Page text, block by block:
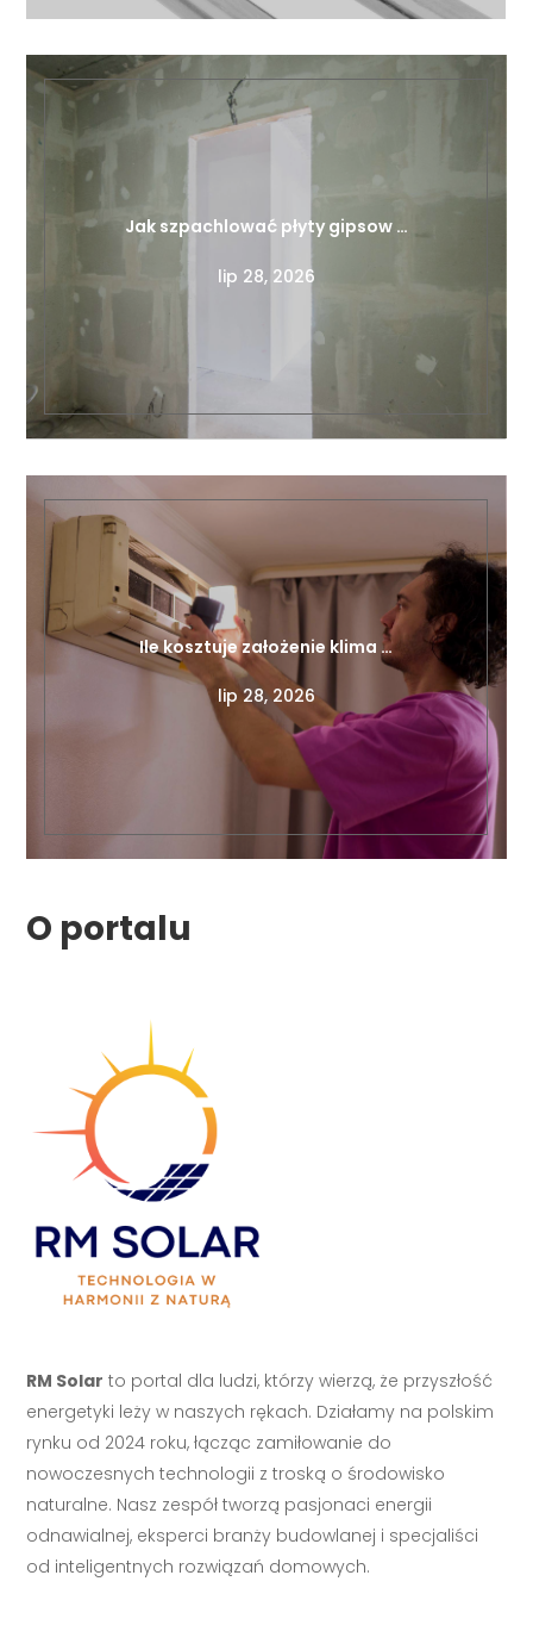
Jak szpachlować płyty gipsow …
lip 28, 2026
Ile kosztuje założenie klima …
lip 28, 2026
O portalu
RM Solar to portal dla ludzi, którzy wierzą, że przyszłość
energetyki leży w naszych rękach. Działamy na polskim
rynku od 2024 roku, łącząc zamiłowanie do
nowoczesnych technologii z troską o środowisko
naturalne. Nasz zespół tworzą pasjonaci energii
odnawialnej, eksperci branży budowlanej i specjaliści
od inteligentnych rozwiązań domowych.